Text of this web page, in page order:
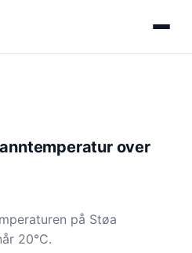
over
på Støa
20°C.